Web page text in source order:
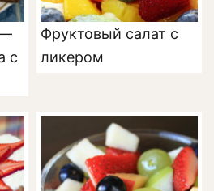
—
с
Фруктовый салат с
ликером